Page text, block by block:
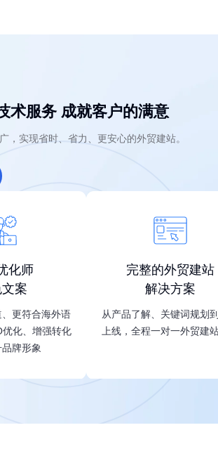
术服务 成就客户的满意
，实现省时、省力、更安心的外贸建站。
化师
案
更符合海外语
化、增强转化
牌形象
完整的外贸建站
解决方案
从产品了解、关键词规划
上线，全程一对一外贸建